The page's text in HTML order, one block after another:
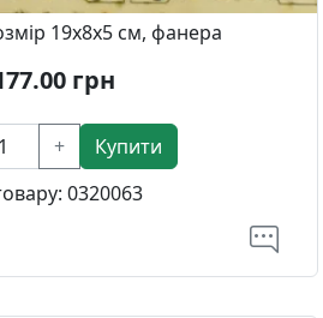
19х8х5 см, фанера
грн
+
Купити
0320063